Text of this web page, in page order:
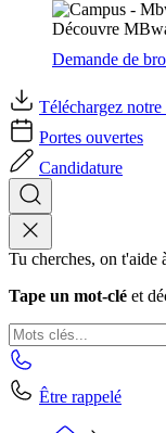
Découvre
Demande de
Téléchargez
Portes ouvertes
Candidature
Tu cherches, on t'aide
Tape un mot-clé et
Être rappelé